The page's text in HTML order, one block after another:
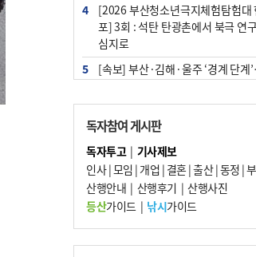
4
[2026 부산청소년극지체험탐험대
포] 3회 : 석탄 탄광촌에서 북극 연
심지로
5
[속보] 부산·김해·울주 ‘경계 단
위는 지속
7
‘혐오표현’ 쓰면 지방공무원 최대 파
중징계
8
이임생, 홍명보 선임 독단적 결정
담 메모 제출
독자참여 게시판
독자투고| 기사제보
인사|모임 | 개업 | 결혼|출산|동정 |
산행안내 | 산행후기 | 산행사진
등산가이드| 낚시가이드